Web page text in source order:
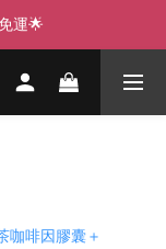
運🌟
運🌟
折🎁
運🌟